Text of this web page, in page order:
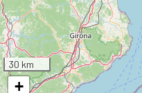
30 km
+